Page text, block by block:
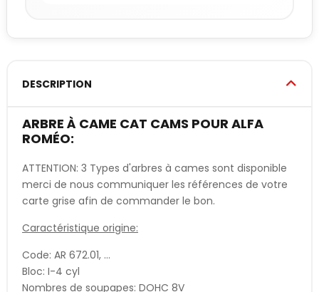
DESCRIPTION
ARBRE À CAME CAT CAMS POUR ALFA
ROMÉO:
ATTENTION: 3 Types d'arbres à cames sont disponible
merci de nous communiquer les références de votre
carte grise afin de commander le bon.
Caractéristique origine:
Code: AR 672.01, ...
Bloc: I-4 cyl
Nombres de soupapes: DOHC 8V